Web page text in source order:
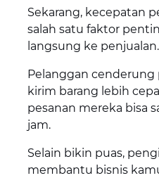
Sekarang, kecepatan
salah satu faktor
langsung ke penjualan.
Pelanggan cenderung
kirim barang lebih
pesanan mereka bisa
jam.
Selain bikin puas,
membantu bisnis